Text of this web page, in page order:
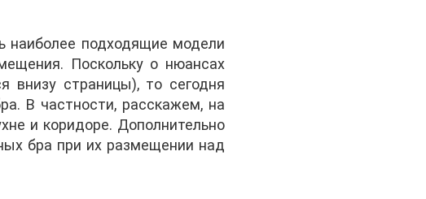
наиболее подходящие модели
Поскольку о нюансах
внизу страницы), то сегодня
В частности, расскажем, на
и коридоре. Дополнительно
бра при их размещении над